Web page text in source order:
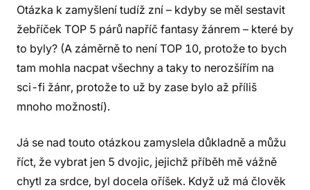
Otázka k zamyšlení tudíž zní – kdyby se měl sestavit
žebříček TOP 5 párů napříč fantasy žánrem – které by
to byly? (A záměrně to není TOP 10, protože to bych
tam mohla nacpat všechny a taky to nerozšířím na
sci-fi žánr, protože to už by zase bylo až příliš
mnoho možností).
Já se nad touto otázkou zamyslela důkladně a můžu
říct, že vybrat jen 5 dvojic, jejichž příběh mě vážně
chytl za srdce, byl docela oříšek. Když už má člověk